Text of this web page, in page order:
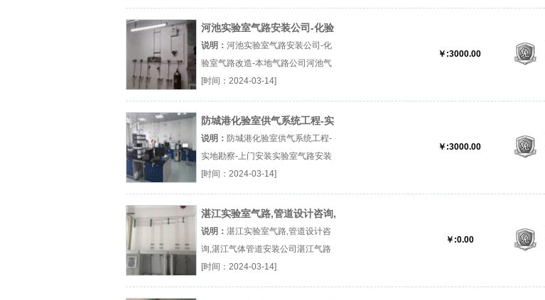
装厂（...『来宾实验室气路工程』
河池实验室气路安装公司-化验
室气路改造-本地气路公司
说明： 河池实验室气路安装公司-化
验室气路改造-本地气路公司河池气
路工程化验室气路改造实验室气路改
造厂（...『河池气路工程』
[时间：2024-03-14]
￥:3000.00
防城港化验室供气系统工程-实
地勘察-上门安装
说明： 防城港化验室供气系统工程-
实地勘察-上门安装实验室气路安装
化验室气路改造集中供气系统工程厂
（...『实验室气路安装』
[时间：2024-03-14]
￥:3000.00
湛江实验室气路,管道设计咨询,
湛江气体管道安装公司
说明： 湛江实验室气路,管道设计咨
询,湛江气体管道安装公司湛江气路
安装实验室气路改造化验室气路工程
厂（...『湛江气路安装』
[时间：2024-03-14]
￥:0.00